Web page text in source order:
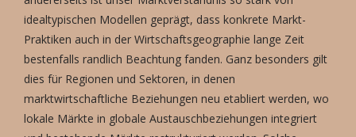
idealtypischen Modellen geprägt, dass konkrete Markt-
Praktiken auch in der Wirtschaftsgeographie lange Zeit
bestenfalls randlich Beachtung fanden. Ganz besonders gilt
dies für Regionen und Sektoren, in denen
marktwirtschaftliche Beziehungen neu etabliert werden, wo
lokale Märkte in globale Austauschbeziehungen integriert